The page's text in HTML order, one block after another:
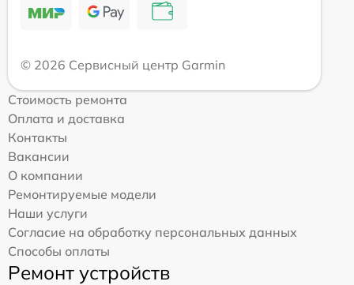
© 2026 Сервисный центр Garmin
Стоимость ремонта
Оплата и доставка
Контакты
Вакансии
О компании
Ремонтируемые модели
Наши услуги
Согласие на обработку персональных данных
Способы оплаты
Ремонт устройств